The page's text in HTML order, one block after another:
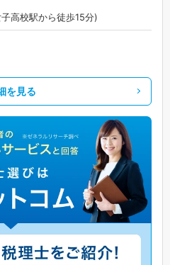
高校駅から徒歩15分)
を見る